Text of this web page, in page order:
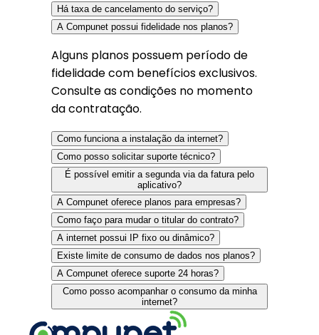
Há taxa de cancelamento do serviço?
A Compunet possui fidelidade nos planos?
Alguns planos possuem período de
fidelidade com benefícios exclusivos.
Consulte as condições no momento
da contratação.
Como funciona a instalação da internet?
Como posso solicitar suporte técnico?
É possível emitir a segunda via da fatura pelo
aplicativo?
A Compunet oferece planos para empresas?
Como faço para mudar o titular do contrato?
A internet possui IP fixo ou dinâmico?
Existe limite de consumo de dados nos planos?
A Compunet oferece suporte 24 horas?
Como posso acompanhar o consumo da minha
internet?